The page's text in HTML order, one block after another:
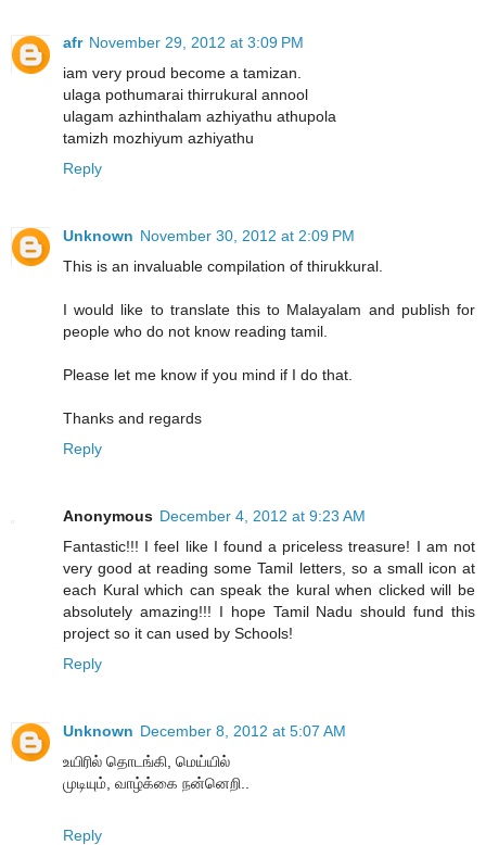
afr November 29, 2012 at 3:09 PM
iam very proud become a tamizan.
ulaga pothumarai thirrukural annool
ulagam azhinthalam azhiyathu athupola
tamizh mozhiyum azhiyathu
Reply
Unknown November 30, 2012 at 2:09 PM
This is an invaluable compilation of thirukkural.
I would like to translate this to Malayalam and publish for
people who do not know reading tamil.
Please let me know if you mind if I do that.
Thanks and regards
Reply
Anonymous December 4, 2012 at 9:23 AM
Fantastic!!! I feel like I found a priceless treasure! I am not
very good at reading some Tamil letters, so a small icon at
each Kural which can speak the kural when clicked will be
absolutely amazing!!! I hope Tamil Nadu should fund this
project so it can used by Schools!
Reply
Unknown December 8, 2012 at 5:07 AM
உயிரில் தொடங்கி, மெய்யில்
முடியும், வாழ்க்கை நன்னெறி..
Reply